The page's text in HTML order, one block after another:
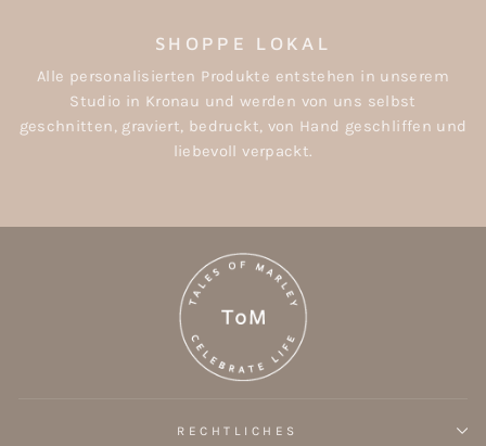
SHOPPE LOKAL
Alle personalisierten Produkte entstehen in unserem
Studio in Kronau und werden von uns selbst
geschnitten, graviert, bedruckt, von Hand geschliffen und
liebevoll verpackt.
RECHTLICHES